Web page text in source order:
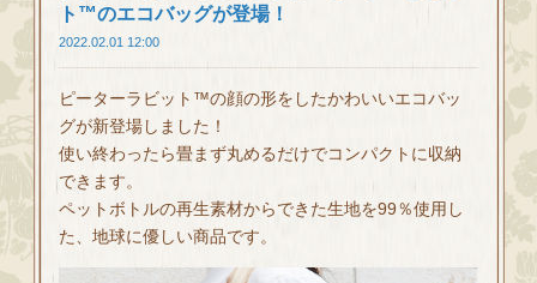
ト™のエコバッグが登場！
2022.02.01 12:00
ピーターラビット™の顔の形をしたかわいいエコバッ
グが新登場しました！
使い終わったら畳まず丸めるだけでコンパクトに収納
できます。
ペットボトルの再生素材からできた生地を99％使用し
た、地球に優しい商品です。